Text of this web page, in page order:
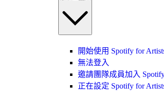
開始使用 Spotify for
無法登入
邀請團隊成員加入
正在設定 Spotify for